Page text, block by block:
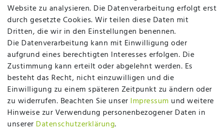
Website zu analysieren. Die Datenverarbeitung erfolgt erst
durch gesetzte Cookies. Wir teilen diese Daten mit
Dritten, die wir in den Einstellungen benennen.
Die Datenverarbeitung kann mit Einwilligung oder
aufgrund eines berechtigten Interesses erfolgen. Die
Zustimmung kann erteilt oder abgelehnt werden. Es
besteht das Recht, nicht einzuwilligen und die
Einwilligung zu einem späteren Zeitpunkt zu ändern oder
zu widerrufen. Beachten Sie unser Impressum und weitere
Hinweise zur Verwendung personenbezogener Daten in
unserer Daten­schutz­erklärung.
plentymarkets Template von Plenty Lions
BACK TO TOP